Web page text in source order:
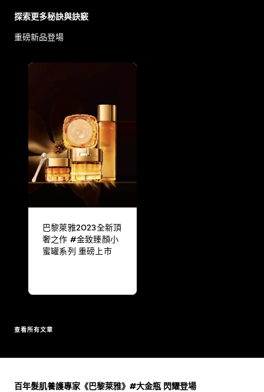
探索更多秘訣與訣竅
重磅新品登場
巴黎萊雅2023全新頂
奢之作 #金致臻顏小
蜜罐系列 重磅上市
查看所有文章
百年髮肌養護專家《巴黎萊雅》#大金瓶 閃耀登場